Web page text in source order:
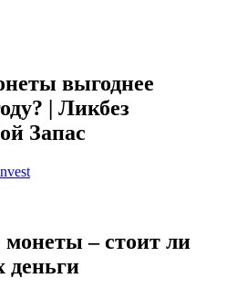
выгоднее
| Ликбез
Запас
– стоит ли
деньги